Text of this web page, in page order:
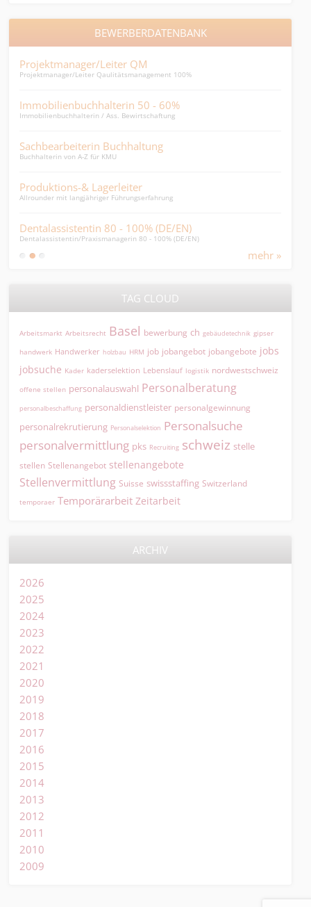
BEWERBERDATENBANK
Projektmanager/Leiter QM
Projektmanager/Leiter Qaulitätsmanagement 100%
Immobilienbuchhalterin 50 - 60%
Immobilienbuchhalterin / Ass. Bewirtschaftung
Sachbearbeiterin Buchhaltung
Buchhalterin von A-Z für KMU
Produktions-& Lagerleiter
Allrounder mit langjähriger Führungserfahrung
Dentalassistentin 80 - 100% (DE/EN)
Dentalassistentin/Praxismanagerin 80 - 100% (DE/EN)
mehr »
TAG CLOUD
Arbeitsmarkt Arbeitsrecht Basel bewerbung ch gebäudetechnik gipser
handwerk Handwerker holzbau HRM job jobangebot jobangebote jobs
jobsuche Kader kaderselektion Lebenslauf logistik nordwestschweiz
offene stellen personalauswahl Personalberatung
personalbeschaffung personaldienstleister personalgewinnung
personalrekrutierung Personalselektion Personalsuche
personalvermittlung pks Recruiting schweiz stelle
stellen Stellenangebot stellenangebote
Stellenvermittlung Suisse swissstaffing Switzerland
temporaer Temporärarbeit Zeitarbeit
ARCHIV
2026
2025
2024
2023
2022
2021
2020
2019
2018
2017
2016
2015
2014
2013
2012
2011
2010
2009